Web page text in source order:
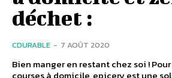
déchet :
CDURABLE - 7 AOÛT 2020
Bien manger en restant chez soi ! Pour la livraison de